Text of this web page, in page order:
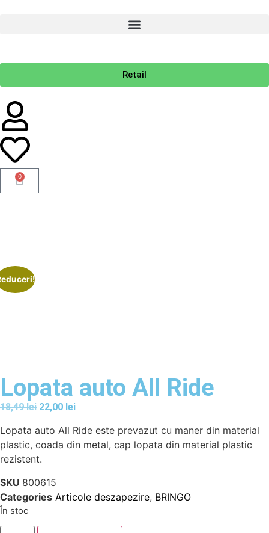
Retail
0
Lopata auto All Ride
18,49lei 22,00 lei
Lopata auto All Ride este prevazut cu maner din material
plastic, coada din metal, cap lopata din material plastic
rezistent.
SKU 800615
Categories Articole deszapezire, BRINGO
În stoc